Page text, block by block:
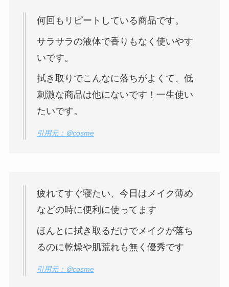
何回もリピートしている商品です。
サラサラの液体で香りもなく使いやす
いです。
拭き取りでこんなに落ちがよくて、低
刺激な商品は他にないです！一生使い
たいです。
引用元：＠cosme
疲れてすぐ寝たい、今日はメイク薄め
などの時に便利に使ってます
ほんとに拭き取るだけでメイクが落ち
るのに乾燥や肌荒れも無く優秀です
引用元：＠cosme